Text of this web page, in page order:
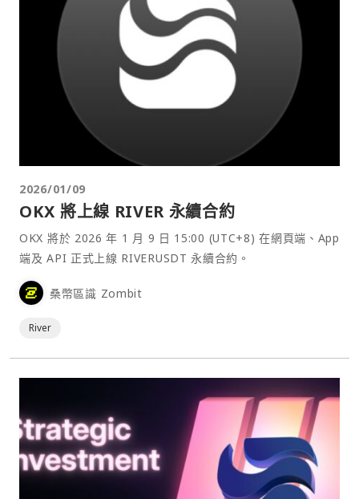
2026/01/09
OKX 將上線 RIVER 永續合約
OKX 將於 2026 年 1 月 9 日 15:00 (UTC+8) 在網頁端、App
端及 API 正式上線 RIVERUSDT 永續合約。
桑幣區識 Zombit
River